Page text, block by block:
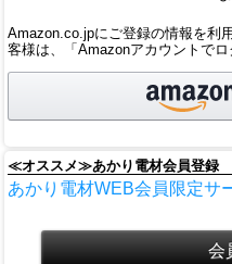
Amazon.co.jpにご登録の情報を利
客様は、「Amazonアカウントで
≪オススメ≫あかり電材会員登録
あかり電材WEB会員限定サ